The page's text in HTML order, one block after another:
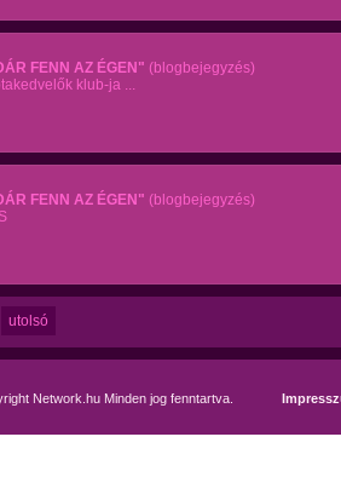
FENN AZ ÉGEN" (blogbejegyzés)
klub-ja ...
FENN AZ ÉGEN" (blogbejegyzés)
utolsó
Network.hu Minden jog fenntartva.